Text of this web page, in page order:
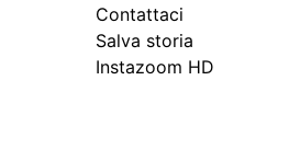
Contattaci
Salva storia
Instazoom HD